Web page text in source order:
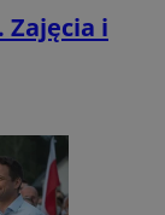
Zajęcia i